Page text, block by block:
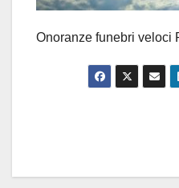
Onoranze funebri veloci